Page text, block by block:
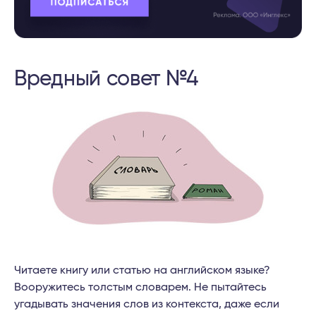
Вредный совет №4
Читаете книгу или статью на английском языке?
Вооружитесь толстым словарем. Не пытайтесь
угадывать значения слов из контекста, даже если